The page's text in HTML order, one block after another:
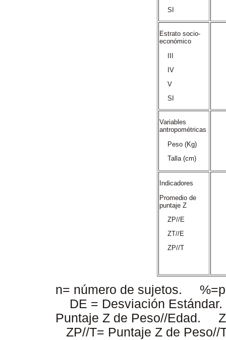
SI
Estrato socio-
económico
III
IV
V
SI
Variables
antropométricas
Peso (Kg)
Talla (cm)
Indicadores
Promedio de
puntaje Z
ZP//E
ZT//E
ZP//T
n= número de sujetos.
DE = Desviación
Puntaje Z de Peso//Edad.
ZP//T= Puntaje Z de Peso//